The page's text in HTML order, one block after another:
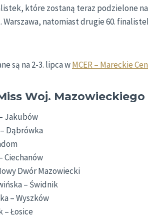
które zostaną teraz podzielone
Warszawa, natomiast drugie 60.
są na 2-3. lipca wMCER – Mareckie
Woj. Mazowieckiego
Jakubów
Dąbrówka
Ciechanów
Dwór Mazowiecki
– Świdnik
– Wyszków
– Łosice